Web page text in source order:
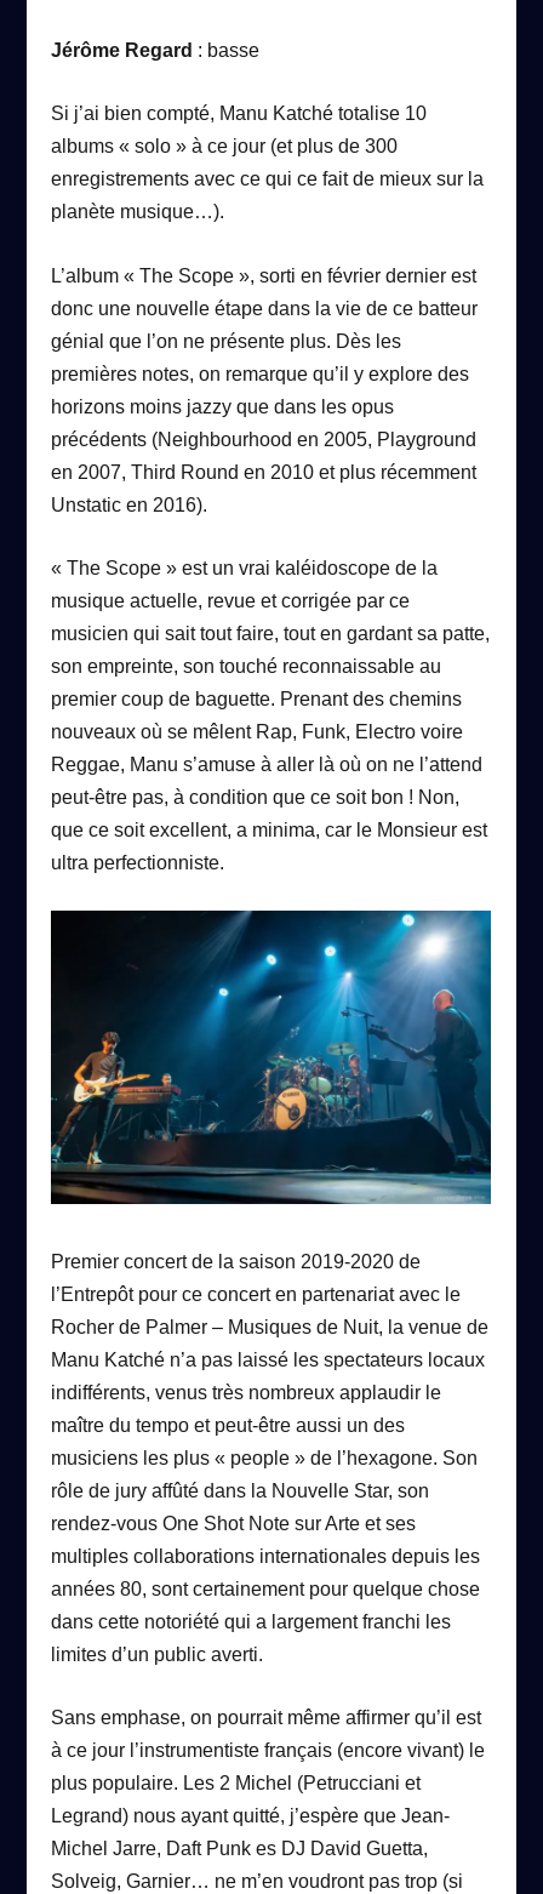
Jérôme Regard : basse
Si j’ai bien compté, Manu Katché totalise 10
albums « solo » à ce jour (et plus de 300
enregistrements avec ce qui ce fait de mieux sur la
planète musique…).
L’album « The Scope », sorti en février dernier est
donc une nouvelle étape dans la vie de ce batteur
génial que l’on ne présente plus. Dès les
premières notes, on remarque qu’il y explore des
horizons moins jazzy que dans les opus
précédents (Neighbourhood en 2005, Playground
en 2007, Third Round en 2010 et plus récemment
Unstatic en 2016).
« The Scope » est un vrai kaléidoscope de la
musique actuelle, revue et corrigée par ce
musicien qui sait tout faire, tout en gardant sa patte,
son empreinte, son touché reconnaissable au
premier coup de baguette. Prenant des chemins
nouveaux où se mêlent Rap, Funk, Electro voire
Reggae, Manu s’amuse à aller là où on ne l’attend
peut-être pas, à condition que ce soit bon ! Non,
que ce soit excellent, a minima, car le Monsieur est
ultra perfectionniste.
Premier concert de la saison 2019-2020 de
l’Entrepôt pour ce concert en partenariat avec le
Rocher de Palmer – Musiques de Nuit, la venue de
Manu Katché n’a pas laissé les spectateurs locaux
indifférents, venus très nombreux applaudir le
maître du tempo et peut-être aussi un des
musiciens les plus « people » de l’hexagone. Son
rôle de jury affûté dans la Nouvelle Star, son
rendez-vous One Shot Note sur Arte et ses
multiples collaborations internationales depuis les
années 80, sont certainement pour quelque chose
dans cette notoriété qui a largement franchi les
limites d’un public averti.
Sans emphase, on pourrait même affirmer qu’il est
à ce jour l’instrumentiste français (encore vivant) le
plus populaire. Les 2 Michel (Petrucciani et
Legrand) nous ayant quitté, j’espère que Jean-
Michel Jarre, Daft Punk es DJ David Guetta,
Solveig, Garnier… ne m’en voudront pas trop (si